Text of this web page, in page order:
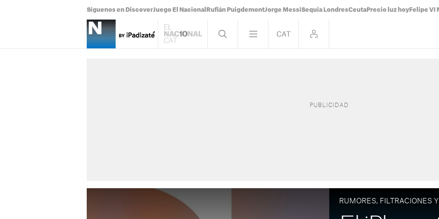
Síguenos en DiscoverJuego El Nacional Rufián PuigdemontJorge MessiSequía LondresCeuta Precio luz hoy Felipe VI
RUMORES, FILTRACIONES